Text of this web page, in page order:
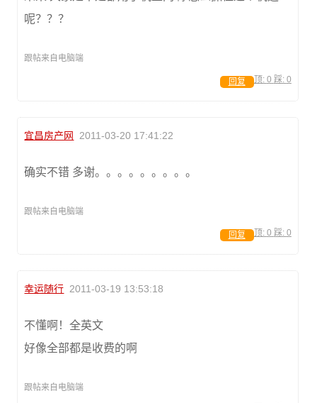
呢？？？
跟帖来自电脑端
顶: 0 踩: 0
回复
宜昌房产网 2011-03-20 17:41:22
确实不错 多谢。。。。。。。。。
跟帖来自电脑端
顶: 0 踩: 0
回复
幸运随行 2011-03-19 13:53:18
不懂啊！全英文
好像全部都是收费的啊
跟帖来自电脑端